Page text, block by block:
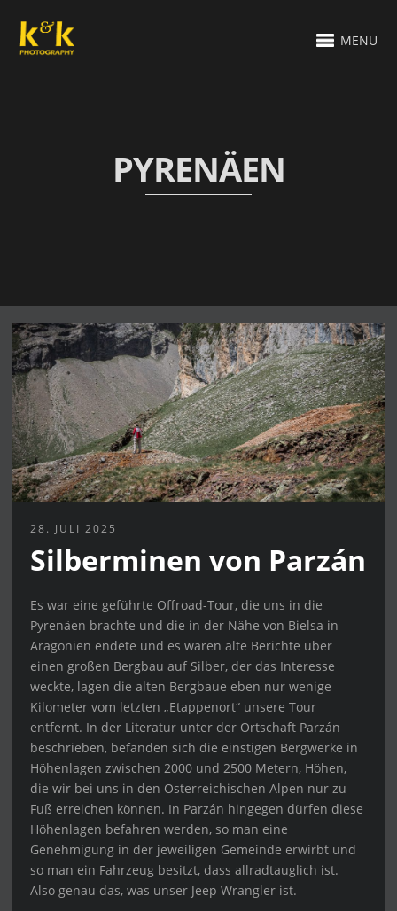
MENU
PYRENÄEN
28. JULI 2025
Silberminen von Parzán
Es war eine geführte Offroad-Tour, die uns in die
Pyrenäen brachte und die in der Nähe von Bielsa in
Aragonien endete und es waren alte Berichte über
einen großen Bergbau auf Silber, der das Interesse
weckte, lagen die alten Bergbaue eben nur wenige
Kilometer vom letzten „Etappenort“ unsere Tour
entfernt. In der Literatur unter der Ortschaft Parzán
beschrieben, befanden sich die einstigen Bergwerke in
Höhenlagen zwischen 2000 und 2500 Metern, Höhen,
die wir bei uns in den Österreichischen Alpen nur zu
Fuß erreichen können. In Parzán hingegen dürfen diese
Höhenlagen befahren werden, so man eine
Genehmigung in der jeweiligen Gemeinde erwirbt und
so man ein Fahrzeug besitzt, dass allradtauglich ist.
Also genau das, was unser Jeep Wrangler ist.